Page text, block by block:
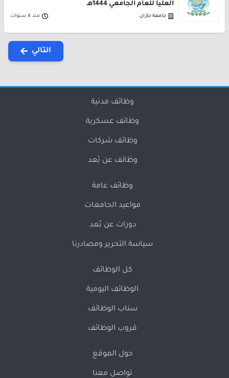
العليا للعام الجامعي 1444هـ
جامعة جازان منذ 4 سنوات
التالي
وظائف مدنية
وظائف عسكرية
وظائف شركات
وظائف عن بُعد
وظائف عامة
مواعيد الجامعات
دورات عن بُعد
سياسة التحرير ومصادرنا
كل الوظائف
الوظائف اليومية
سناب الوظائف
قروب الوظائف
حول الموقع
تواصل معنا